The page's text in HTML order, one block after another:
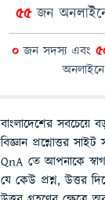
55জন
0জন সদস্য এবং
অনলাইনে
বাংলাদেশের সবচেয়ে
বিজ্ঞান প্রশ্নোত্তর সাইট
QnA তে আপনাকে
যে কেউ প্রশ্ন, উত্তর